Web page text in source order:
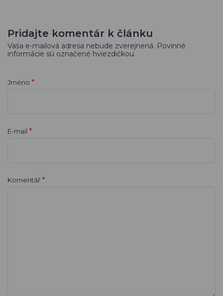
Pridajte komentár k článku
Vaša e-mailová adresa nebude zverejnená. Povinné
informácie sú označené hviezdičkou.
Jméno *
E-mail *
Komentář *